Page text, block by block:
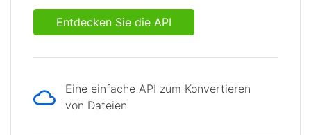
Entdecken Sie die API
Eine einfache API zum Konvertieren
von Dateien